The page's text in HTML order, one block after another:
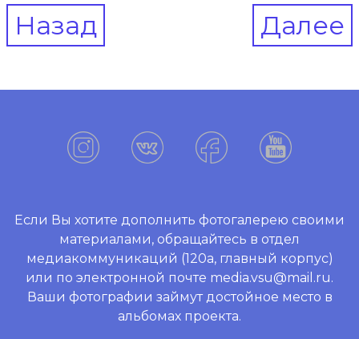
Post
navigation
Назад Далее
Если Вы хотите дополнить фотогалерею своими
материалами, обращайтесь в отдел
медиакоммуникаций (120а, главный корпус)
или по электронной почте media.vsu@mail.ru.
Ваши фотографии займут достойное место в
альбомах проекта.